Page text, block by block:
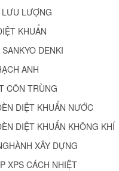
LƯỢNG
KHUẨN
DENKI
ANH
CÔN TRÙNG
DIỆT KHUẨN NƯỚC
DIỆT KHUẨN KHÔNG KHÍ
XÂY DỰNG
XPS CÁCH NHIỆT